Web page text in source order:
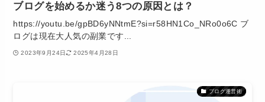
ブログを始めるか迷う8つの原因とは？
https://youtu.be/gpBD6yNNtmE?si=r58HN1Co_NRo0o6C ブ
ログは現在大人気の副業です...
2023年9月24日 2025年4月28日
ブログ運営術